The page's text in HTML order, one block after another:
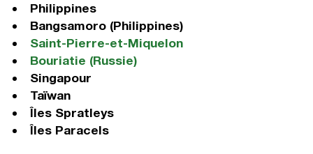
Philippines
Bangsamoro (Philippines)
Saint-Pierre-et-Miquelon
Bouriatie (Russie)
Singapour
Taïwan
Îles Spratleys
Îles Paracels